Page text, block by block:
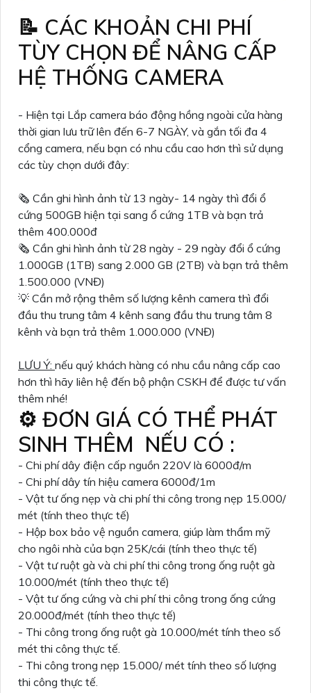
📝 CÁC KHOẢN CHI PHÍ
TÙY CHỌN ĐỂ NÂNG CẤP
HỆ THỐNG CAMERA
- Hiện tại Lắp camera báo động hồng ngoài cửa hàng
thời gian lưu trữ lên đến 6-7 NGÀY, và gắn tối đa 4
cổng camera, nếu bạn có nhu cầu cao hơn thì sử dụng
các tùy chọn dưới đây:
🗞 Cần ghi hình ảnh từ 13 ngày- 14 ngày thì đổi ổ
cứng 500GB hiện tại sang ổ cứng 1TB và bạn trả
thêm 400.000đ
🗞 Cần ghi hình ảnh từ 28 ngày - 29 ngày đổi ổ cứng
1.000GB (1TB) sang 2.000 GB (2TB) và bạn trả thêm
1.500.000 (VNĐ)
💡 Cần mở rộng thêm số lượng kênh camera thì đổi
đầu thu trung tâm 4 kênh sang đầu thu trung tâm 8
kênh và bạn trả thêm 1.000.000 (VNĐ)
LƯU Ý: nếu quý khách hàng có nhu cầu nâng cấp cao
hơn thì hãy liên hệ đến bộ phận CSKH để được tư vấn
thêm nhé!
⚙ ĐƠN GIÁ CÓ THỂ PHÁT
SINH THÊM NẾU CÓ :
- Chi phí dây điện cấp nguồn 220V là 6000đ/m
- Chi phí dây tín hiệu camera 6000đ/1m
- Vật tư ống nẹp và chi phí thi công trong nẹp 15.000/
mét (tính theo thực tế)
- Hộp box bảo vệ nguồn camera, giúp làm thẩm mỹ
cho ngôi nhà của bạn 25K/cái (tính theo thực tế)
- Vật tư ruột gà và chi phí thi công trong ống ruột gà
10.000/mét (tính theo thực tế)
- Vật tư ống cứng và chi phí thi công trong ống cứng
20.000đ/mét (tính theo thực tế)
- Thi công trong ống ruột gà 10.000/mét tính theo số
mét thi công thực tế.
- Thi công trong nẹp 15.000/ mét tính theo số lượng
thi công thực tế.